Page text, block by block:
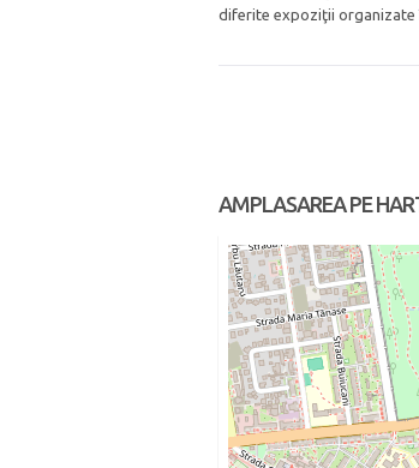
diferite expoziţii organizate
AMPLASAREA PE